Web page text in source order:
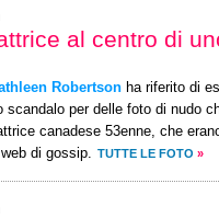
al centro di
Robertson ha riferito di
scandalo per delle foto di nudo
canadese 53enne, che
di gossip. TUTTE LE FOTO »